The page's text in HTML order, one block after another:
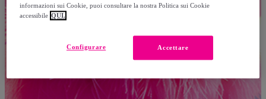
informazioni sui Cookie, puoi consultare la nostra Politica sui Cookie
accessibile QUI.
Accettare
Configurare